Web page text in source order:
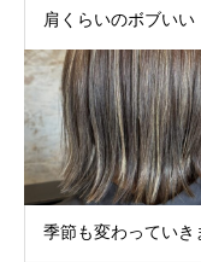
肩くらいのボブいい
季節も変わっていき